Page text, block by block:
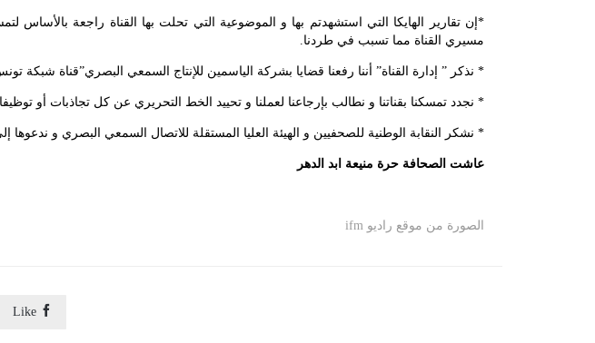
*إن تقارير الهايكا التي استشهدتم بها و الموضوعية التي تحلت بها القناة راجعة
مسيري القناة مما تسبب في طردنا.
* نذكر ” إدارة القناة” أننا رفعنا قضايا بشركة الياسمين للإنتاج السمعي البصري”قناة
* نجدد تمسكنا بقناتنا و نطالب بإرجاعنا لعملنا و تحييد الخط التحريري عن كل تجاذبات أو
* نشكر النقابة الوطنية للصحفيين و الهيئة العليا المستقلة للاتصال السمعي البصري و ندعوها
عاشت الصحافة حرة منيعة ابد الدهر
الصورة من موقع راديو ifm

Like